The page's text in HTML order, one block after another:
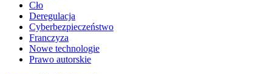
Cło
Deregulacja
Cyberbezpieczeństwo
Franczyza
Nowe technologie
Prawo autorskie